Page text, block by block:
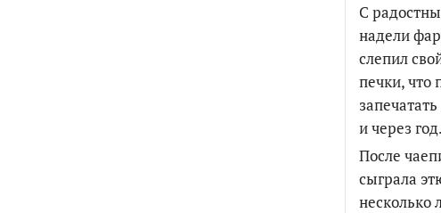
С
надели
слепил
печки, что
и через
После
сыграла
несколько